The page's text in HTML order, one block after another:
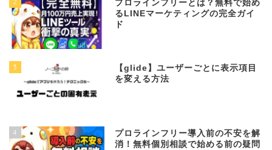
プロラインフリーとは？無料で始め
るLINEマーケティングの完全ガイ
ド
3
【glide】ユーザーごとに表示項目
を変える方法
4
プロラインフリー導入前の不安を解
消！無料個別相談で始める前の疑問